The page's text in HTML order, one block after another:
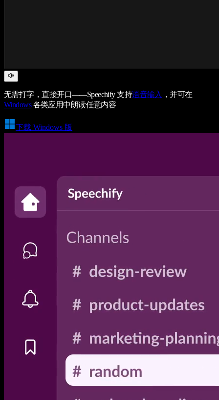
无需打字，直接开口——Speechify 支持语音输入 ，并可在
Windows各类应用中朗读任意内容
下载 Windows 版